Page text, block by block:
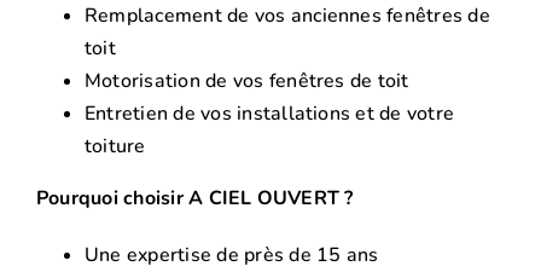
Remplacement de vos anciennes fenêtres de
toit
Motorisation de vos fenêtres de toit
Entretien de vos installations et de votre
toiture
Pourquoi choisir A CIEL OUVERT ?
Une expertise de près de 15 ans